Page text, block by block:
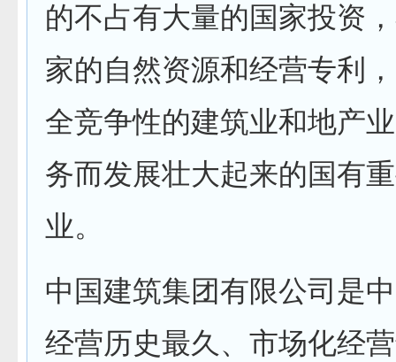
的不占有大量的国家投资
家的自然资源和经营专利
全竞争性的建筑业和地产
务而发展壮大起来的国有
业。
中国建筑集团有限公司是
经营历史最久、市场化经